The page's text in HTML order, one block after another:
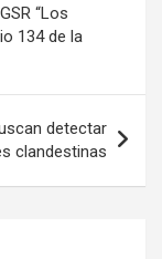
“Los
134 de la
detectar
clandestinas